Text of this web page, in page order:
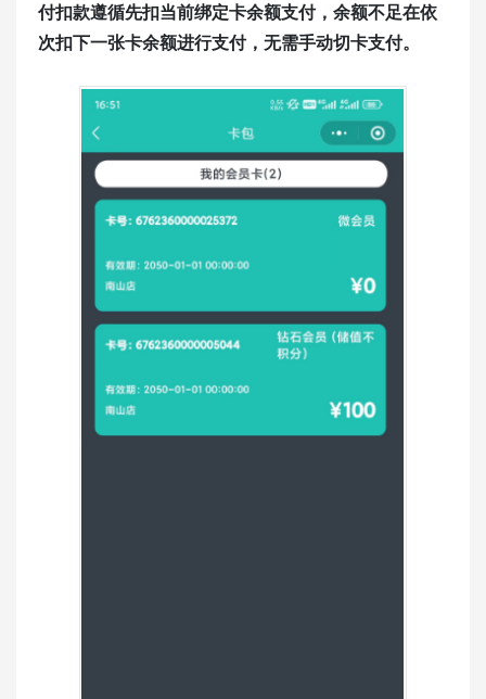
付扣款遵循先扣当前绑定卡余额支付，余额不足在依
次扣下一张卡余额进行支付，无需手动切卡支付。